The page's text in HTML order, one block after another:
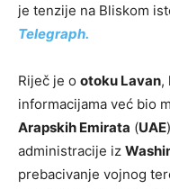
je tenzije na Bliskom
Telegraph.
Riječ je o otoku Lavan,
informacijama već bio
Arapskih Emirata (UAE
administracije iz
prebacivanje vojnog